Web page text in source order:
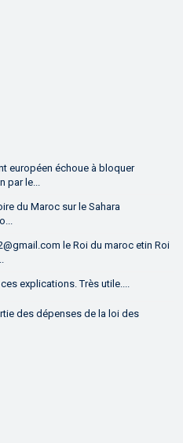
européen échoue à bloquer
par le...
du Maroc sur le Sahara
le Roi du maroc etin Roi
explications. Très utile....
des dépenses de la loi des